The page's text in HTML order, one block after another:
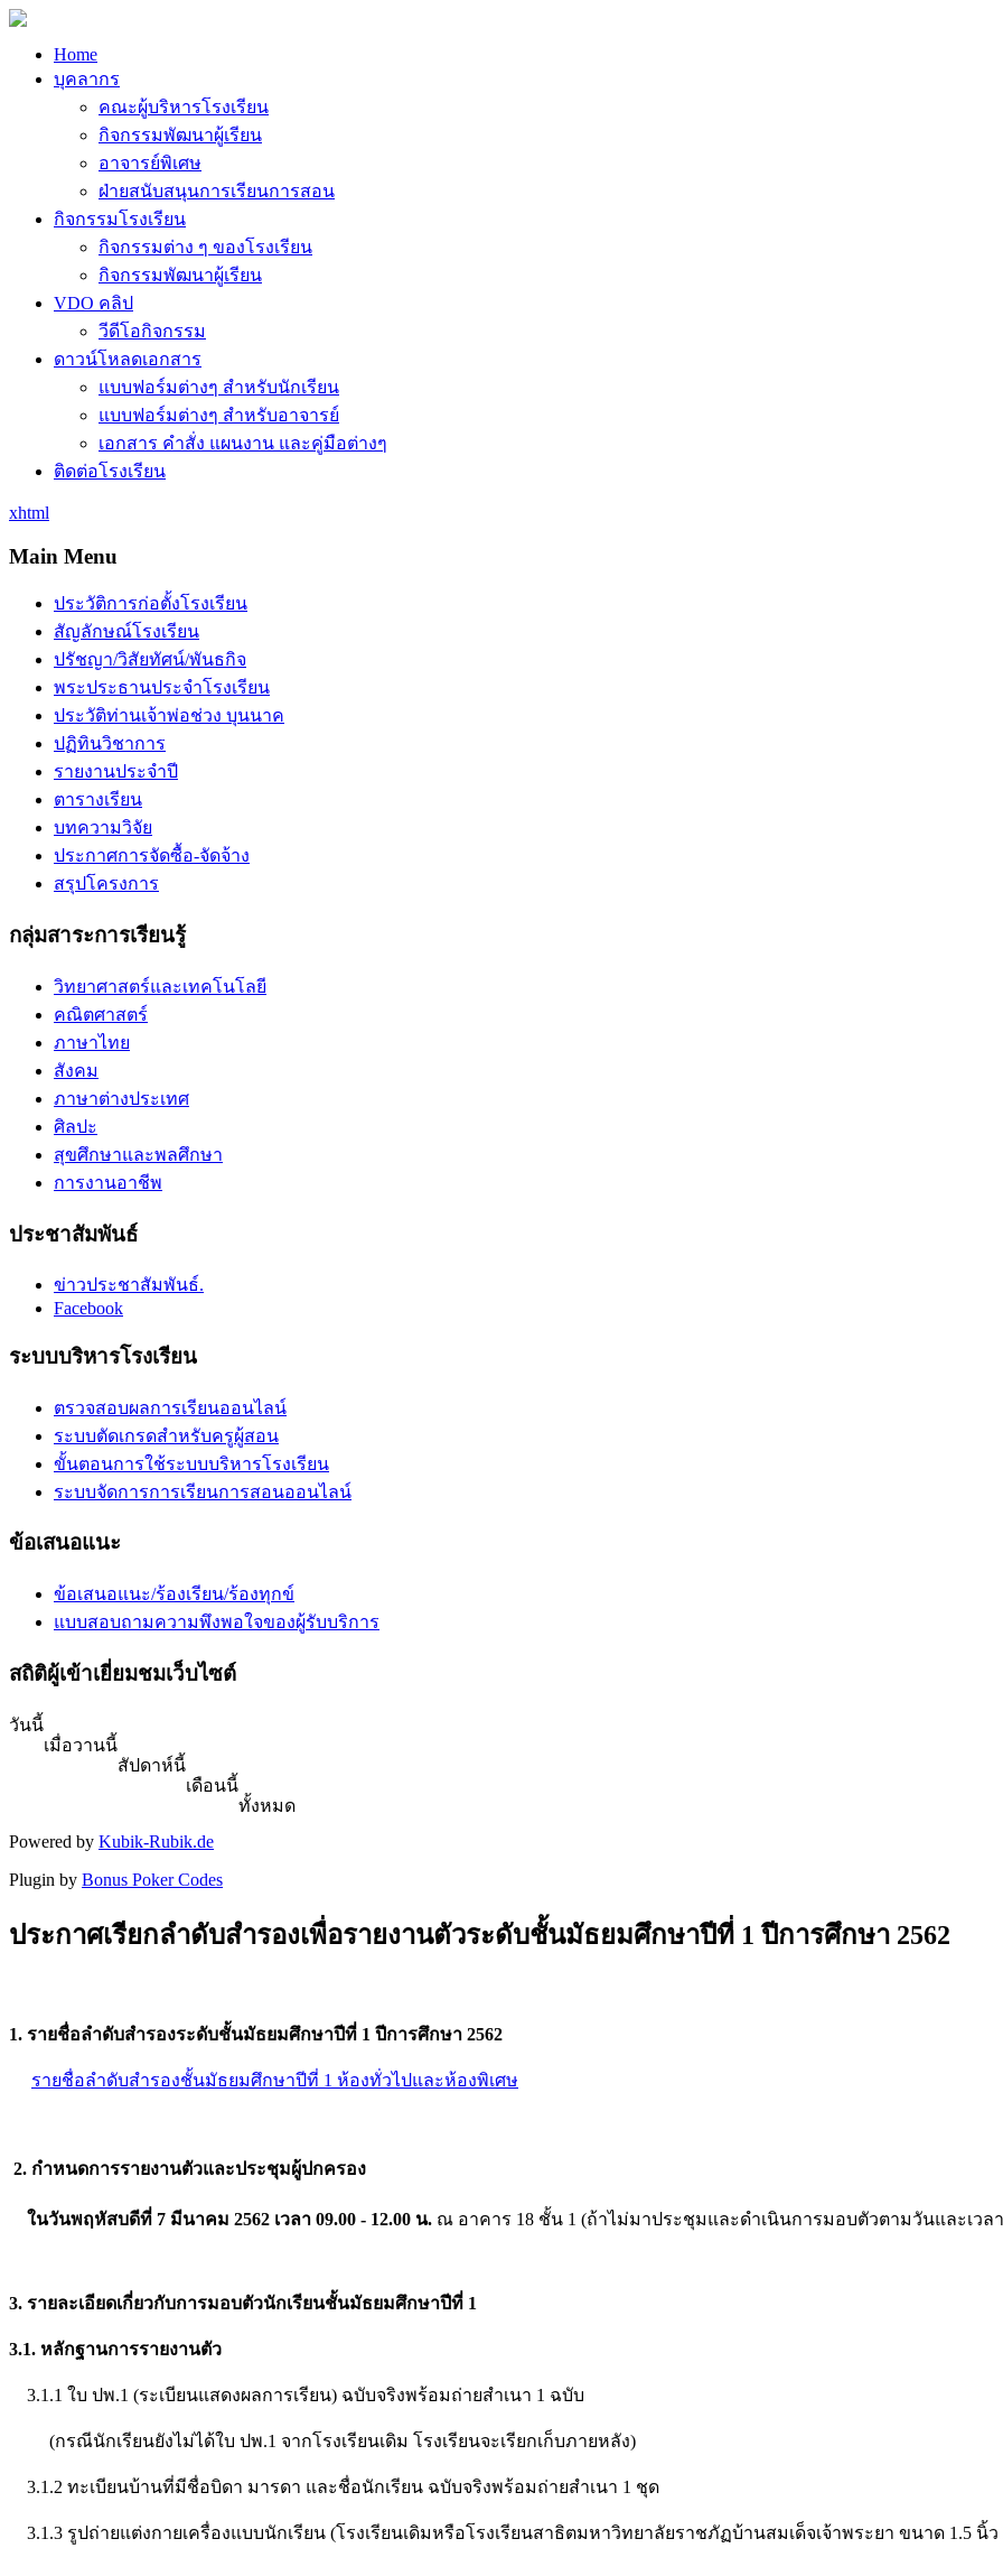
Home
บุคลากร
คณะผู้บริหารโรงเรียน
กิจกรรมพัฒนาผู้เรียน
อาจารย์พิเศษ
ฝ่ายสนับสนุนการเรียนการสอน
กิจกรรมโรงเรียน
กิจกรรมต่าง ๆ ของโรงเรียน
กิจกรรมพัฒนาผู้เรียน
VDO คลิป
วีดีโอกิจกรรม
ดาวน์โหลดเอกสาร
แบบฟอร์มต่างๆ สำหรับนักเรียน
แบบฟอร์มต่างๆ สำหรับอาจารย์
เอกสาร คำสั่ง แผนงาน และคู่มือต่างๆ
ติดต่อโรงเรียน
xhtml
Main Menu
ประวัติการก่อตั้งโรงเรียน
สัญลักษณ์โรงเรียน
ปรัชญา/วิสัยทัศน์/พันธกิจ
พระประธานประจำโรงเรียน
ประวัติท่านเจ้าพ่อช่วง บุนนาค
ปฏิทินวิชาการ
รายงานประจำปี
ตารางเรียน
บทความวิจัย
ประกาศการจัดซื้อ-จัดจ้าง
สรุปโครงการ
กลุ่มสาระการเรียนรู้
วิทยาศาสตร์และเทคโนโลยี
คณิตศาสตร์
ภาษาไทย
สังคม
ภาษาต่างประเทศ
ศิลปะ
สุขศึกษาและพลศึกษา
การงานอาชีพ
ประชาสัมพันธ์
ข่าวประชาสัมพันธ์.
Facebook
ระบบบริหารโรงเรียน
ตรวจสอบผลการเรียนออนไลน์
ระบบตัดเกรดสำหรับครูผู้สอน
ขั้นตอนการใช้ระบบบริหารโรงเรียน
ระบบจัดการการเรียนการสอนออนไลน์
ข้อเสนอแนะ
ข้อเสนอแนะ/ร้องเรียน/ร้องทุกข์
แบบสอบถามความพึงพอใจของผู้รับบริการ
สถิติผู้เข้าเยี่ยมชมเว็บไซต์
วันนี้
เมื่อวานนี้
สัปดาห์นี้
เดือนนี้
ทั้งหมด
Powered by Kubik-Rubik.de
Plugin by Bonus Poker Codes
ประกาศเรียกลำดับสำรองเพื่อรายงานตัวระดับชั้นมัธยมศึกษาปีที่ 1 ปีการศึกษา 2562
1. รายชื่อลำดับสำรองระดับชั้นมัธยมศึกษาปีที่ 1 ปีการศึกษา 2562
รายชื่อลำดับสำรองชั้นมัธยมศึกษาปีที่ 1 ห้องทั่วไปและห้องพิเศษ
2. กำหนดการรายงานตัวและประชุมผู้ปกครอง
ในวันพฤหัสบดีที่ 7 มีนาคม 2562 เวลา 09.00 - 12.00 น. ณ อาคาร 18 ชั้น 1 (ถ้าไม่มาประชุมและดำเนินการมอบตัวตามวันและเว
3. รายละเอียดเกี่ยวกับการมอบตัวนักเรียนชั้นมัธยมศึกษาปีที่ 1
3.1. หลักฐานการรายงานตัว
3.1.1 ใบ ปพ.1 (ระเบียนแสดงผลการเรียน) ฉบับจริงพร้อมถ่ายสำเนา 1 ฉบับ
(กรณีนักเรียนยังไม่ได้ใบ ปพ.1 จากโรงเรียนเดิม โรงเรียนจะเรียกเก็บภายหลัง)
3.1.2 ทะเบียนบ้านที่มีชื่อบิดา มารดา และชื่อนักเรียน ฉบับจริงพร้อมถ่ายสำเนา 1 ชุด
3.1.3 รูปถ่ายแต่งกายเครื่องแบบนักเรียน (โรงเรียนเดิมหรือโรงเรียนสาธิตมหาวิทยาลัยราชภัฏบ้านสมเด็จเจ้าพระยา ขนาด 1.5 นิ้ว